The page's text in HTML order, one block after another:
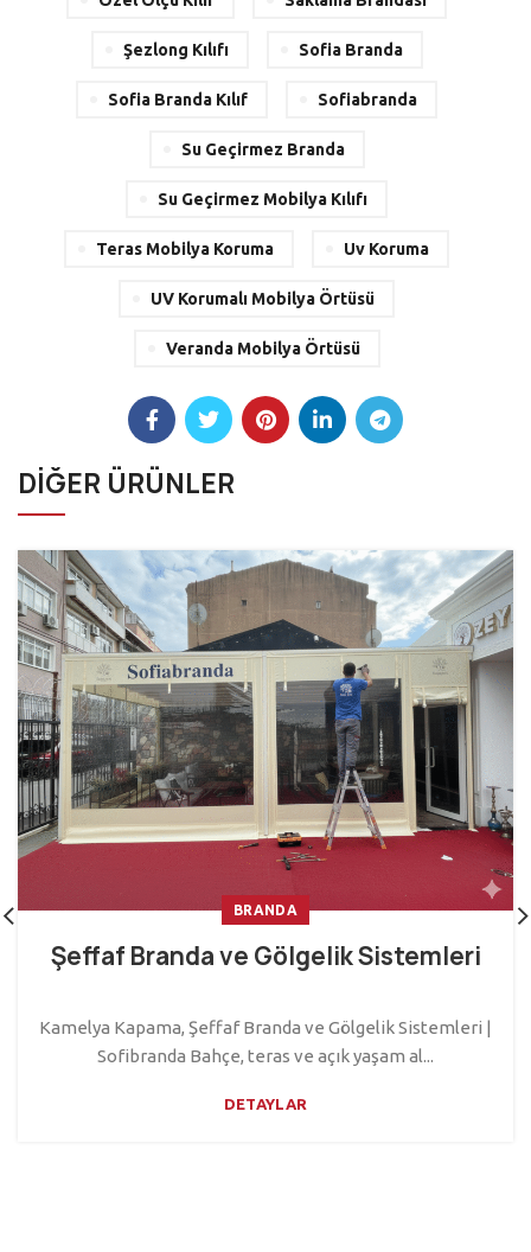
Şezlong Kılıfı Sofia Branda
Sofia Branda Kılıf Sofiabranda
Su Geçirmez Branda
Su Geçirmez Mobilya Kılıfı
Teras Mobilya Koruma Uv Koruma
UV Korumalı Mobilya Örtüsü
Veranda Mobilya Örtüsü
DİĞER ÜRÜNLER
BRANDA
Şeffaf Branda ve Gölgelik Sistemleri
Kamelya Kapama, Şeffaf Branda ve Gölgelik Sistemleri |
Sofibranda Bahçe, teras ve açık yaşam al...
DETAYLAR